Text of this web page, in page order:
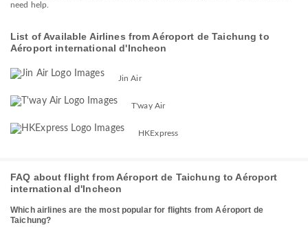
need help.
List of Available Airlines from Aéroport de Taichung to
Aéroport international d'Incheon
Jin Air
T'way Air
HKExpress
FAQ about flight from Aéroport de Taichung to Aéroport
international d'Incheon
Which airlines are the most popular for flights from Aéroport de
Taichung?